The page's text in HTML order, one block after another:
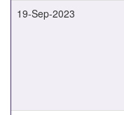
19-Sep-2023